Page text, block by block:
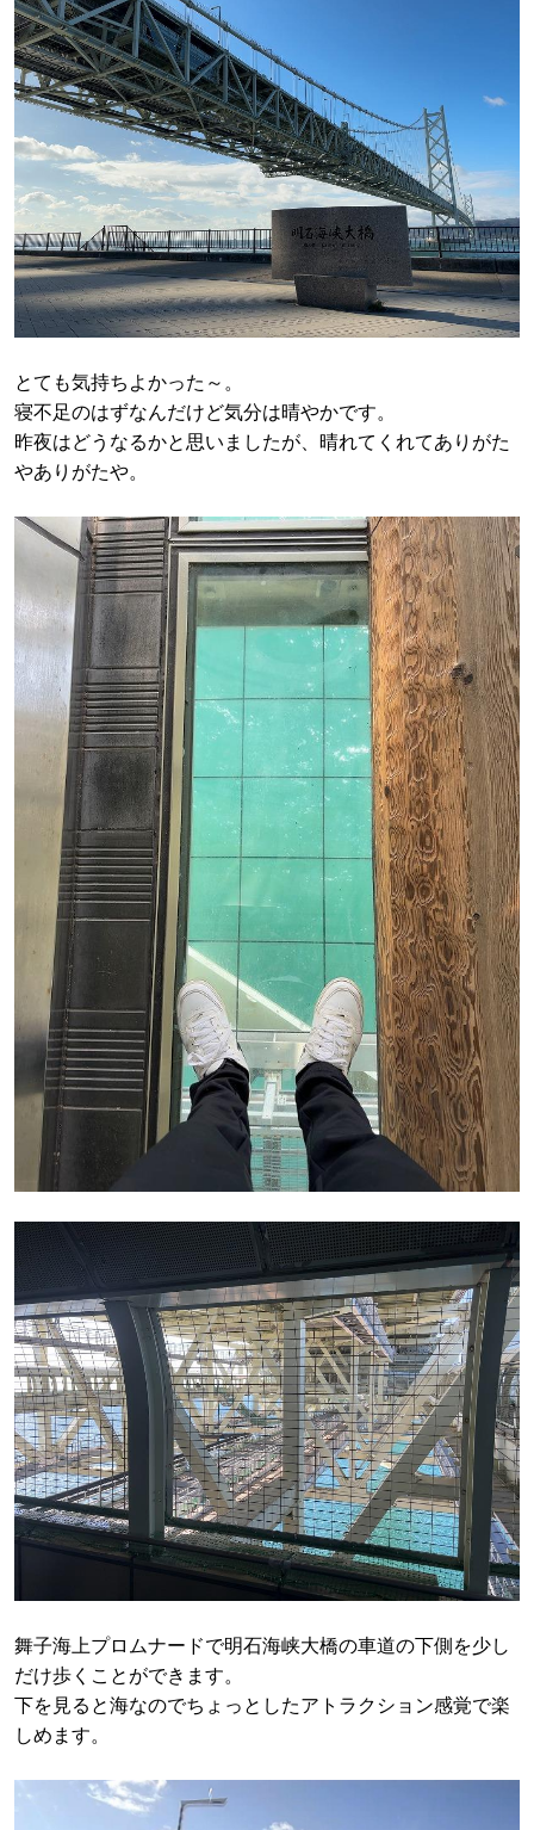
とても気持ちよかった～。
寝不足のはずなんだけど気分は晴やかです。
昨夜はどうなるかと思いましたが、晴れてくれてありがた
やありがたや。
舞子海上プロムナードで明石海峡大橋の車道の下側を少し
だけ歩くことができます。
下を見ると海なのでちょっとしたアトラクション感覚で楽
しめます。